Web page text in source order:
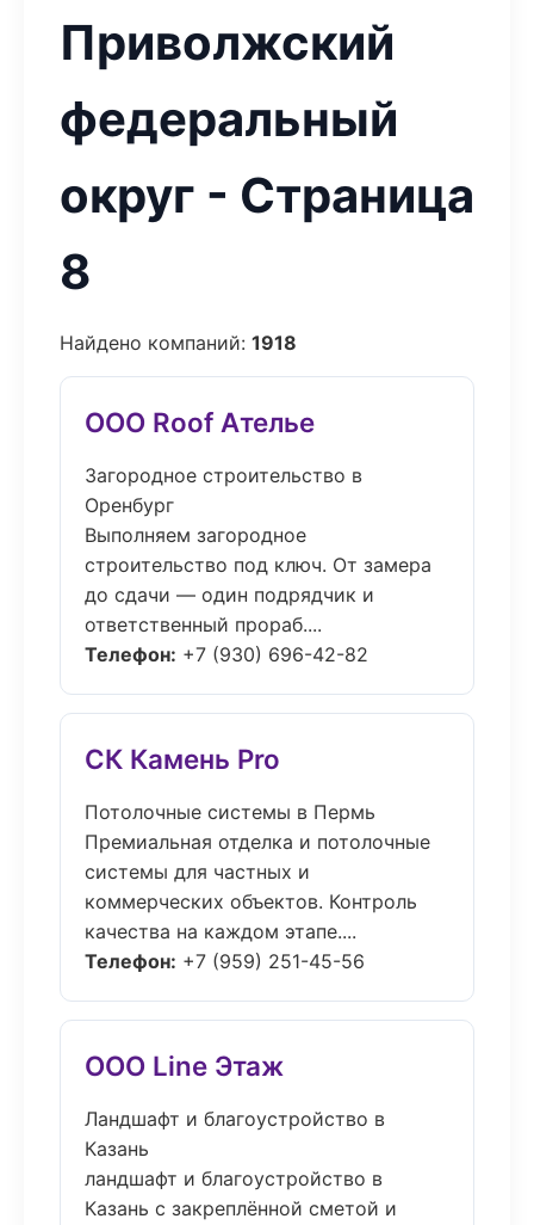
Приволжский
федеральный
округ - Страница
8
Найдено компаний: 1918
ООО Roof Ателье
Загородное строительство в
Оренбург
Выполняем загородное
строительство под ключ. От замера
до сдачи — один подрядчик и
ответственный прораб....
Телефон: +7 (930) 696-42-82
СК Камень Pro
Потолочные системы в Пермь
Премиальная отделка и потолочные
системы для частных и
коммерческих объектов. Контроль
качества на каждом этапе....
Телефон: +7 (959) 251-45-56
ООО Line Этаж
Ландшафт и благоустройство в
Казань
ландшафт и благоустройство в
Казань с закреплённой сметой и